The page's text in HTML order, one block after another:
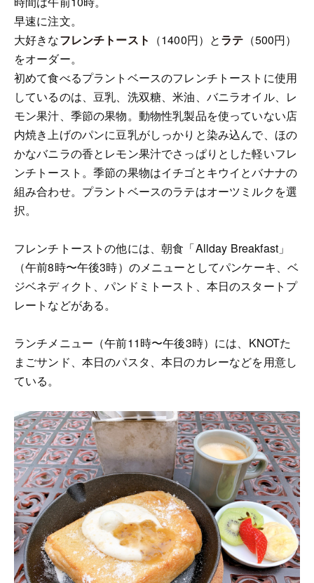
早速に注文。
大好きなフレンチトースト （1400円）とラテ （500円）
をオーダー。
初めて食べるプラントベースのフレンチトーストに使用
しているのは、豆乳、洗双糖、米油、バニラオイル、レ
モン果汁、季節の果物。動物性乳製品を使っていない店
内焼き上げのパンに豆乳がしっかりと染み込んで、ほの
かなバニラの香とレモン果汁でさっぱりとした軽いフレ
ンチトースト。季節の果物はイチゴとキウイとバナナの
組み合わせ。プラントベースのラテはオーツミルクを選
択。
フレンチトーストの他には、朝食「Allday Breakfast」
（午前8時〜午後3時）のメニューとしてパンケーキ、ベ
ジベネディクト、パンドミトースト、本日のスタートプ
レートなどがある。
ランチメニュー（午前11時〜午後3時）には、KNOTた
まごサンド、本日のパスタ、本日のカレーなどを用意し
ている。